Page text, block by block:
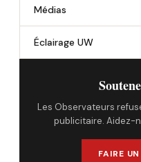
Médias
Éclairage UW
Les Observateurs
publicitaire. Aidez-
FAIRE